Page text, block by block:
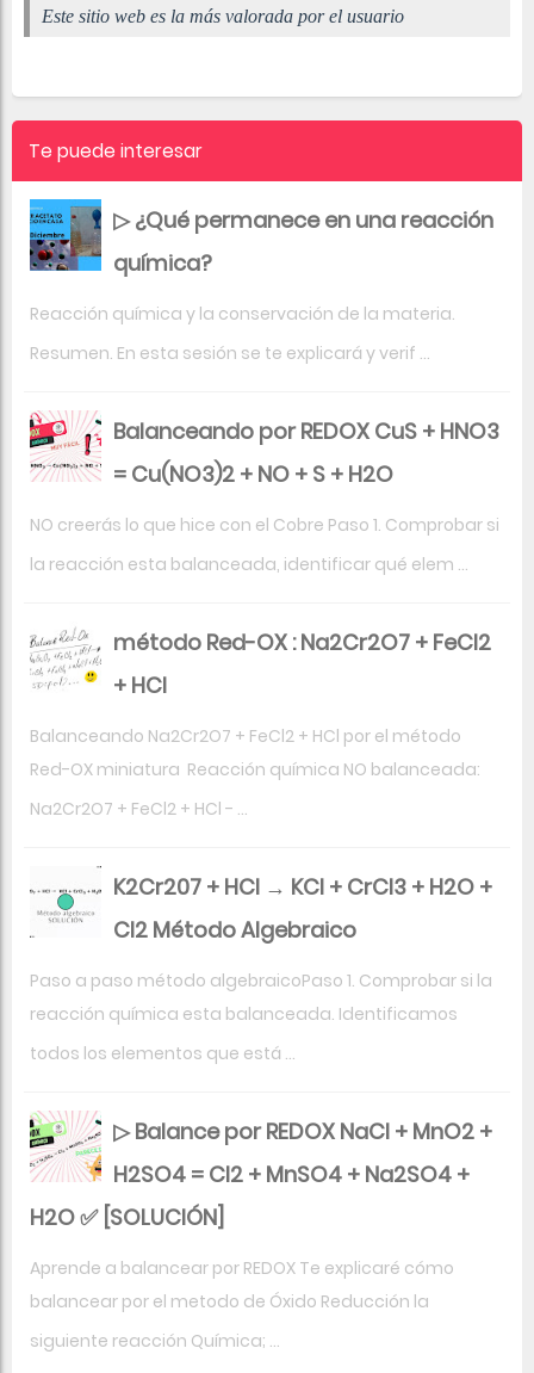
Este sitio web es la más valorada por el usuario
Te puede interesar
▷ ¿Qué permanece en una reacción
química?
Reacción química y la conservación de la materia.
Resumen. En esta sesión se te explicará y verif ...
Balanceando por REDOX CuS + HNO3
= Cu(NO3)2 + NO + S + H2O
NO creerás lo que hice con el Cobre Paso 1. Comprobar si
la reacción esta balanceada, identificar qué elem ...
método Red-OX : Na2Cr2O7 + FeCl2
+ HCl
Balanceando Na2Cr2O7 + FeCl2 + HCl por el método
Red-OX miniatura Reacción química NO balanceada:
Na2Cr2O7 + FeCl2 + HCl - ...
K2Cr207 + HCl → KCl + CrCl3 + H2O +
Cl2 Método Algebraico
Paso a paso método algebraicoPaso 1. Comprobar si la
reacción química esta balanceada. Identificamos
todos los elementos que está ...
▷ Balance por REDOX NaCl + MnO2 +
H2SO4 = Cl2 + MnSO4 + Na2SO4 +
H2O ✅ [SOLUCIÓN]
Aprende a balancear por REDOX Te explicaré cómo
balancear por el metodo de Óxido Reducción la
siguiente reacción Química; ...